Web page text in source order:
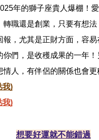
年的獅子座貴人爆棚！
職還是創業，只要有想
，尤其是正財方面，容易
們，是收穫成果的一年
人，有伴侶的關係也會更
我)
我)
想要好運就不能錯過